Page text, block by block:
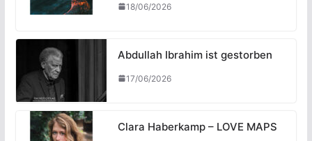
18/06/2026
Abdullah Ibrahim ist gestorben
17/06/2026
Clara Haberkamp – LOVE MAPS